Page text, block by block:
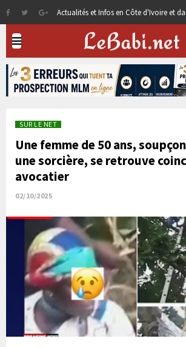
Actualités et Infos en Côte d'Ivoire et
SUR LE NET
Une femme de 50 ans,
une sorcière, se retrouve
avocatier
02/10/2025